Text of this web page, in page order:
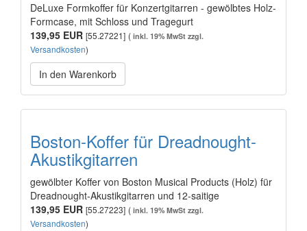
DeLuxe Formkoffer für Konzertgitarren - gewölbtes Holz-
Formcase, mit Schloss und Tragegurt
139,95 EUR [55.27221] ( inkl. 19% MwSt zzgl.
Versandkosten)
In den Warenkorb
Boston-Koffer für Dreadnought-
Akustikgitarren
gewölbter Koffer von Boston Musical Products (Holz) für
Dreadnought-Akustikgitarren und 12-saitige
139,95 EUR [55.27223] ( inkl. 19% MwSt zzgl.
Versandkosten)